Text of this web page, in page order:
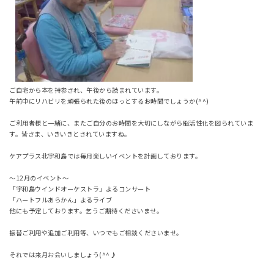
ご自宅から本を持参され、午後から読まれています。
午前中にリハビリを頑張られた後のほっとするお時間でしょうか(^^)
ご利用者様と一緒に、またご自分のお時間を大切にしながら脳活性化を図られていま
す。皆さま、いきいきとされていますね。
ケアプラス北宇和島では毎月楽しいイベントを計画しております。
～12月のイベント～
「宇和島ウインドオーケストラ」よるコンサート
「ハートフルあらかん」よるライブ
他にも予定しております。乞うご期待くださいませ。
振替ご利用や追加ご利用等、いつでもご相談くださいませ。
それでは来月お会いしましょう(^^♪